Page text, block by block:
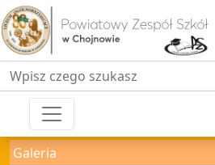
Fraza do wyszukiwania
Galeria